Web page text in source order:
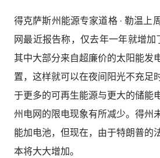
得克萨斯州能源专家道格 · 勒温上
网最近报告称，仅去年一年就增
其中大部分来自超廉价的太阳能发
置，这样就可以在夜间阳光不充足
于更多的可再生能源与更大的储能
州电网的限电现象有所减少。得州
能加电池，但现在，由于特朗普的
本将大大增加。